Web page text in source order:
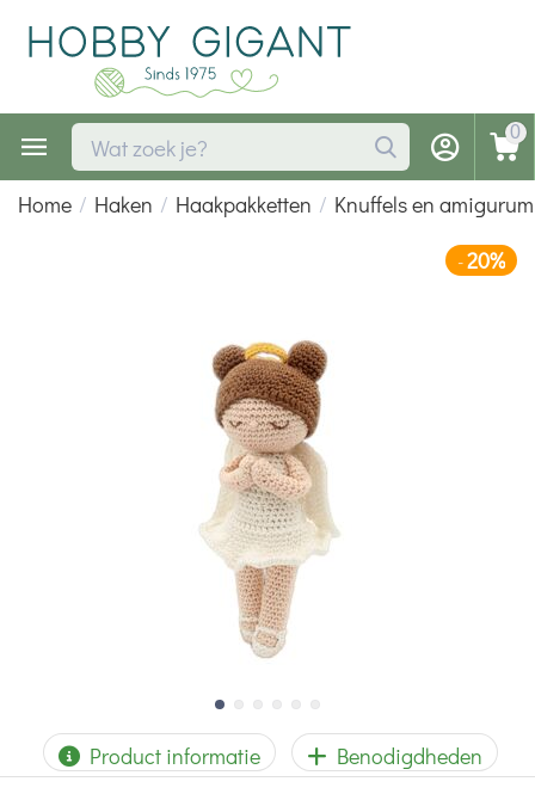
0
Home / Haken / Haakpakketten / Knuffels en
-20%
Product informatie Benodigdheden